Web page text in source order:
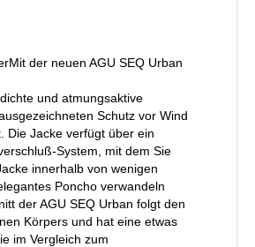
der neuen AGU SEQ Urban
und atmungsaktive
Schutz vor Wind
Die Jacke verfügt über ein
System, mit dem Sie
innerhalb von wenigen
Poncho verwandeln
der AGU SEQ Urban folgt den
Körpers und hat eine etwas
im Vergleich zum